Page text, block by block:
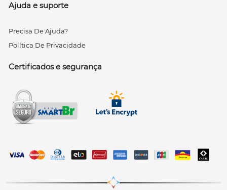
Ajuda e suporte
Precisa De Ajuda?
Política De Privacidade
Certificados e segurança